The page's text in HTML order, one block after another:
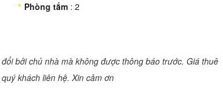
Phòng tắm : 2
bởi chủ nhà mà không được thông báo trước. Giá thuê
khách liên hệ. Xin cảm ơn